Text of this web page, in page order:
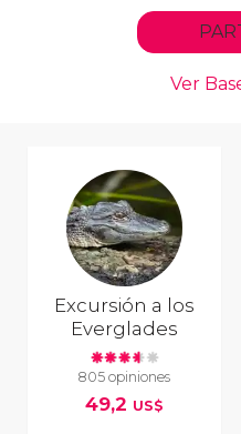
Excursión a los
Everglades
805 opiniones
49,2 US$